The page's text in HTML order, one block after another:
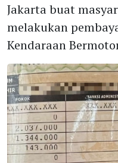
Jakarta buat
melakukan
Kendaraan